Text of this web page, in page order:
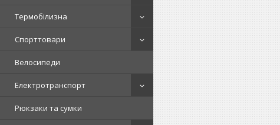
Термобілизна
Спорттовари
Велосипеди
Електротранспорт
Рюкзаки та сумки